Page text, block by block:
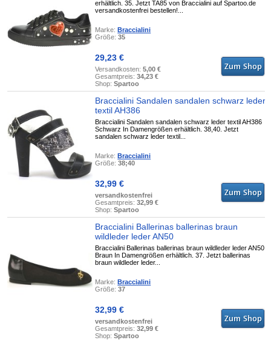
erhältlich. 35. Jetzt TA85 von Braccialini auf Spartoo.de
versandkostenfrei bestellen!...
Marke:Braccialini
Größe:35
29,23 €
Versandkosten:5,00 €
Gesamtpreis:34,23 €
Shop:Spartoo
Braccialini Sandalen sandalen schwarz leder
textil AH386
Braccialini Sandalen sandalen schwarz leder textil AH386
Schwarz In Damengrößen erhältlich. 38,40. Jetzt
sandalen schwarz leder textil...
Marke:Braccialini
Größe:38;40
32,99 €
versandkostenfrei
Gesamtpreis:32,99 €
Shop:Spartoo
Braccialini Ballerinas ballerinas braun
wildleder leder AN50
Braccialini Ballerinas ballerinas braun wildleder leder AN50
Braun In Damengrößen erhältlich. 37. Jetzt ballerinas
braun wildleder leder...
Marke:Braccialini
Größe:37
32,99 €
versandkostenfrei
Gesamtpreis:32,99 €
Shop:Spartoo